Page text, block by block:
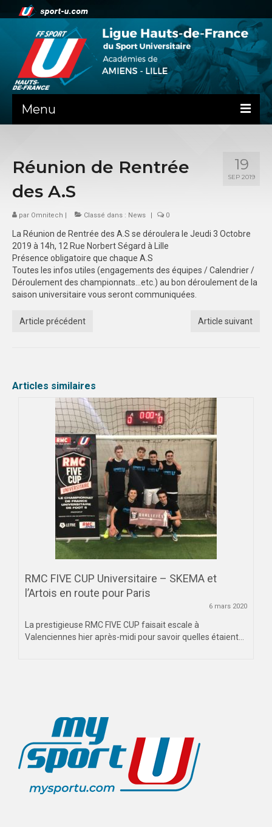
Menu
PRÉSENTATION
ADMINISTRATIF
SPORTS CO
FEUILLES DE MATCH
SPORTS IND
FORMATION
COMMUNICATION
AMIENS
LILLE
VIDÉOTHÈQUE
LOGOTHÈQUE
AFFICHES
PALMARÈS
PARTENAIRES
19
SEP 2019
Réunion de Rentrée
des A.S
par Omnitech | Classé dans : News | 0
La Réunion de Rentrée des A.S se déroulera le Jeudi 3 Octobre
2019 à 14h, 12 Rue Norbert Ségard à Lille
Présence obligatoire que chaque A.S
Toutes les infos utiles (engagements des équipes / Calendrier /
Déroulement des championnats…etc.) au bon déroulement de la
saison universitaire vous seront communiquées.
Article précédent Article suivant
Articles similaires
RMC FIVE CUP Universitaire – SKEMA et
l’Artois en route pour Paris
6 mars 2020
La prestigieuse RMC FIVE CUP faisait escale à
Valenciennes hier après-midi pour savoir quelles étaient...